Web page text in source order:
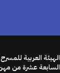
الهيئة العربية
السابعة عشرة من